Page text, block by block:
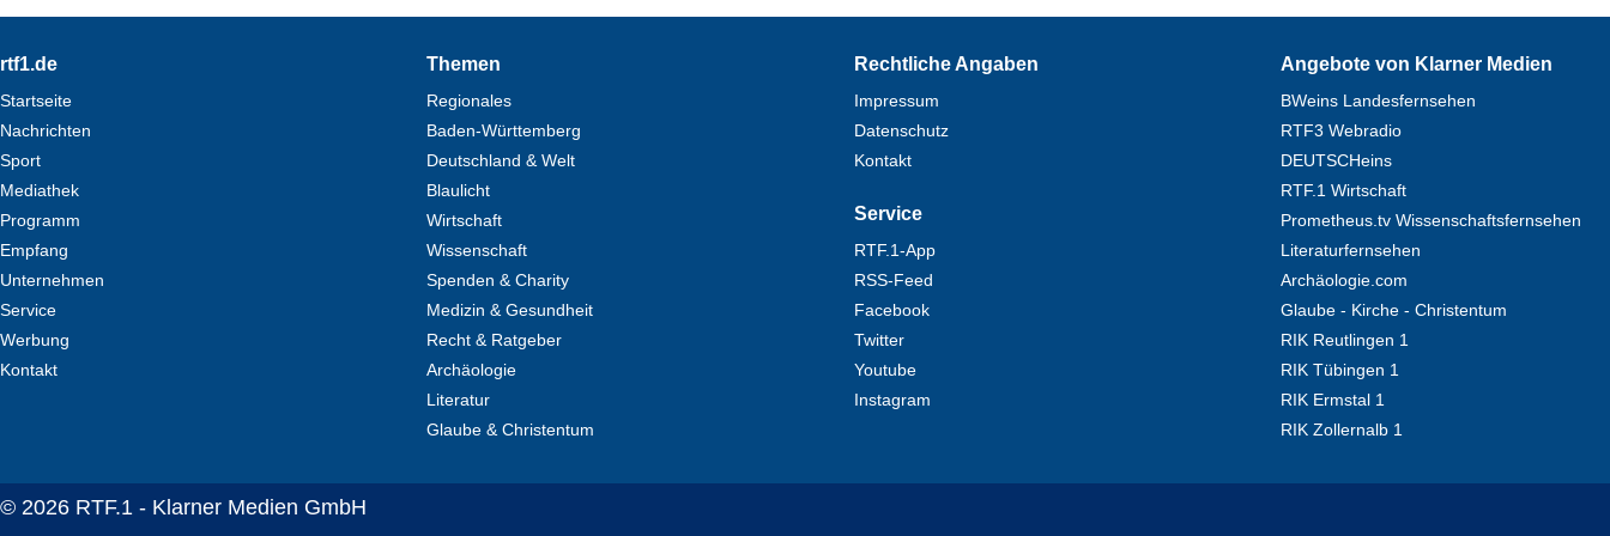
Footer
© 2026 RTF.1 - Klarner Medien GmbH
rtf1.de
Startseite
Nachrichten
Sport
Mediathek
Programm
Empfang
Unternehmen
Service
Werbung
Kontakt
Themen
Regionales
Baden-Württemberg
Deutschland & Welt
Blaulicht
Wirtschaft
Wissenschaft
Spenden & Charity
Medizin & Gesundheit
Recht & Ratgeber
Archäologie
Literatur
Glaube & Christentum
Rechtliche Angaben
Impressum
Datenschutz
Kontakt
Service
RTF.1-App
RSS-Feed
Facebook
Twitter
Youtube
Instagram
Angebote von Klarner Medien
BWeins Landesfernsehen
RTF3 Webradio
DEUTSCHeins
RTF.1 Wirtschaft
Prometheus.tv Wissenschaftsfernsehen
Literaturfernsehen
Archäologie.com
Glaube - Kirche - Christentum
RIK Reutlingen 1
RIK Tübingen 1
RIK Ermstal 1
RIK Zollernalb 1